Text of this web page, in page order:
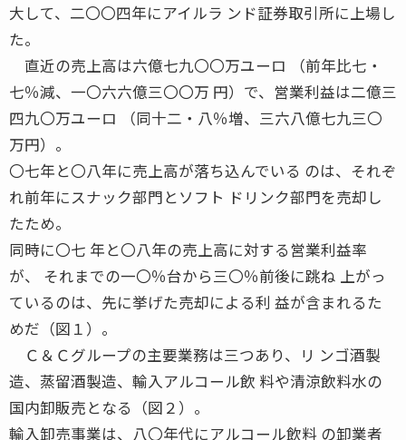
大して、二〇〇四年にアイルラ ンド証券取引所に上場し
た。
直近の売上高は六億七九〇〇万ユーロ （前年比七・
七％減、一〇六六億三〇〇万 円）で、営業利益は二億三
四九〇万ユーロ （同十二・八％増、三六八億七九三〇
万円）。
〇七年と〇八年に売上高が落ち込んでいる のは、それぞ
れ前年にスナック部門とソフト ドリンク部門を売却し
たため。
同時に〇七 年と〇八年の売上高に対する営業利益率
が、 それまでの一〇％台から三〇％前後に跳ね 上がっ
ているのは、先に挙げた売却による利 益が含まれるた
めだ（図１）。
Ｃ＆Ｃグループの主要業務は三つあり、リ ンゴ酒製
造、蒸留酒製造、輸入アルコール飲 料や清涼飲料水の
国内卸販売となる（図２）。
輸入卸売事業は、八〇年代にアルコール飲料 の卸業者